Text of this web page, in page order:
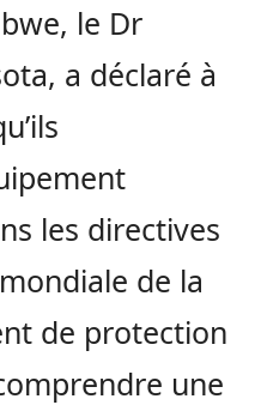
le Dr
a déclaré à
les directives
de la
de protection
une